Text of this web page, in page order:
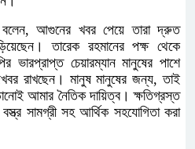
আগুনের খবর পেয়ে তারা দ্রুত
তারেক রহমানের পক্ষ থেকে
ভারপ্রাপ্ত চেয়ারম্যান মানুষের পাশে
রাখছেন। মানুষ মানুষের জন্য, তাই
আমার নৈতিক দায়িত্ব। ক্ষতিগ্রস্ত
বস্ত্র সামগ্রী সহ আর্থিক সহযোগিতা করা